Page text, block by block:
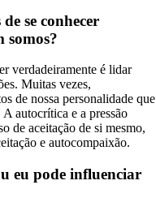
se conhecer
somos?
verdadeiramente é lidar
Muitas vezes,
de nossa personalidade que
autocrítica e a pressão
de aceitação de si mesmo,
e autocompaixão.
eu pode influenciar